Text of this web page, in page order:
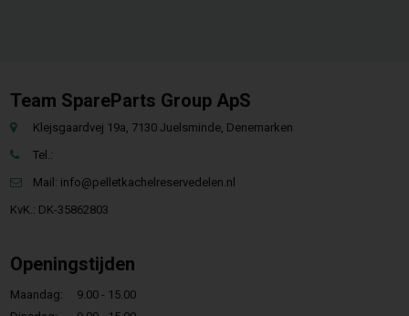
Team SpareParts Group ApS
Klejsgaardvej 19a, 7130 Juelsminde, Denemarken
Tel.:
Mail: info@pelletkachelreservedelen.nl
KvK.: DK-35862803
Openingstijden
Maandag:
9.00 - 15.00